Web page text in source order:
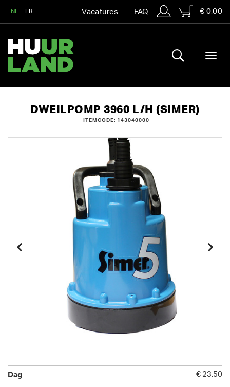
NL FR Vacatures FAQ € 0,00
DWEILPOMP 3960 L/H (SIMER)
ITEMCODE: 143040000
€ 23,50